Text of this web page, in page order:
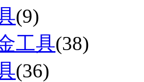
(9)
工具(38)
(36)